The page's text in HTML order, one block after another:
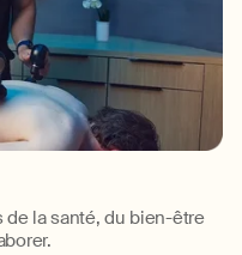
la santé, du bien-être